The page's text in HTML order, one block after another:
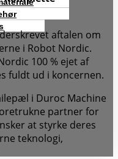
aftalen om
i Robot Nordic.
100 % ejet af
fuldt ud i koncernen.
i Duroc Machine
partner for
at styrke deres
teknologi,